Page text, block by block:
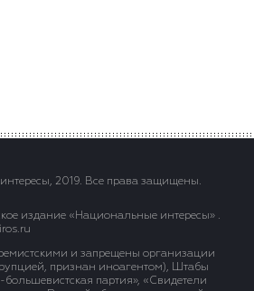
2019. Все права защищены.
издание «Национальные интересы» .
и запрещены организации
признан иноагентом), Штабы
партия», «Свидетели